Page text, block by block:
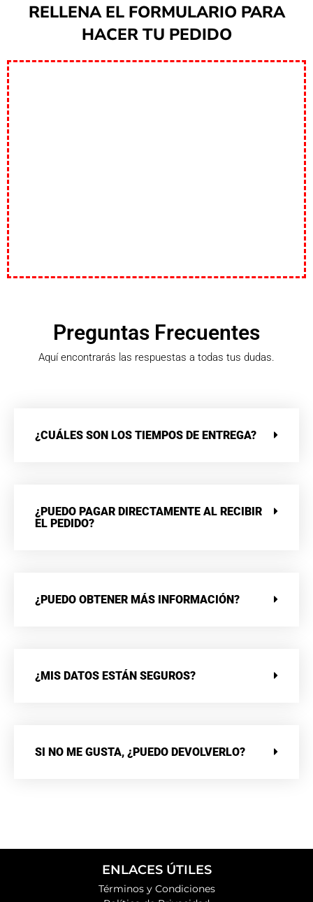
RELLENA EL FORMULARIO PARA
HACER TU PEDIDO
Preguntas Frecuentes
Aquí encontrarás las respuestas a todas tus dudas.
¿CUÁLES SON LOS TIEMPOS DE ENTREGA?
¿PUEDO PAGAR DIRECTAMENTE AL RECIBIR
EL PEDIDO?
¿PUEDO OBTENER MÁS INFORMACIÓN?
¿MIS DATOS ESTÁN SEGUROS?
SI NO ME GUSTA, ¿PUEDO DEVOLVERLO?
ENLACES ÚTILES
Términos y Condiciones